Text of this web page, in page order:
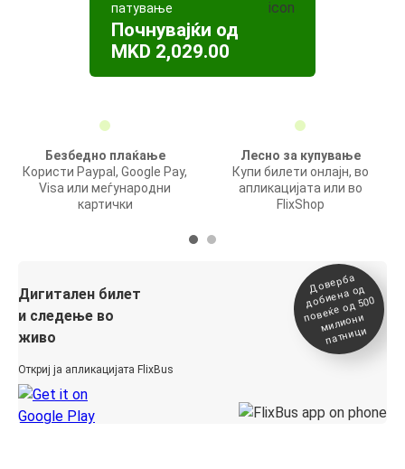
патување
Почнувајќи од
MKD 2,029.00
Безбедно плаќање
Користи Paypal, Google Pay,
Visa или меѓународни
картички
Лесно за купување
Купи билети онлајн, во
апликацијата или во
FlixShop
Дигитален билет
и следење во
живо
Откриј ја апликацијата FlixBus
Доверба
добиена о
д
повеќе о
д 500
милиони
патници